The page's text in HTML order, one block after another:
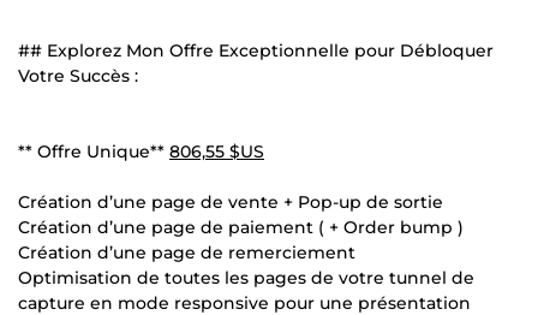
## Explorez Mon Offre Exceptionnelle pour Débloquer
Votre Succès :
** Offre Unique** 806,55 $US
Création d’une page de vente + Pop-up de sortie
Création d’une page de paiement ( + Order bump )
Création d’une page de remerciement
Optimisation de toutes les pages de votre tunnel de
capture en mode responsive pour une présentation